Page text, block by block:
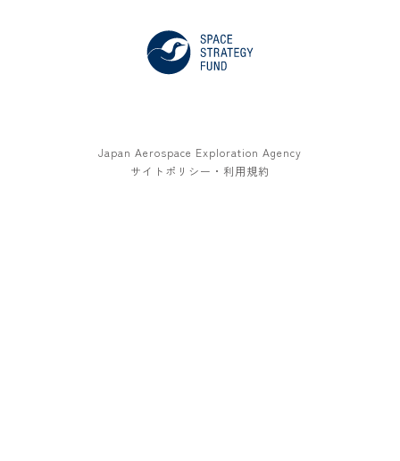
Japan Aerospace Exploration Agency
サイトポリシー・利用規約